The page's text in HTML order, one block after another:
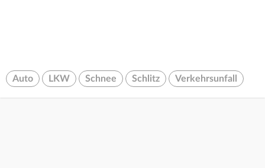
Auto LKW Schnee Schlitz Verkehrsunfall